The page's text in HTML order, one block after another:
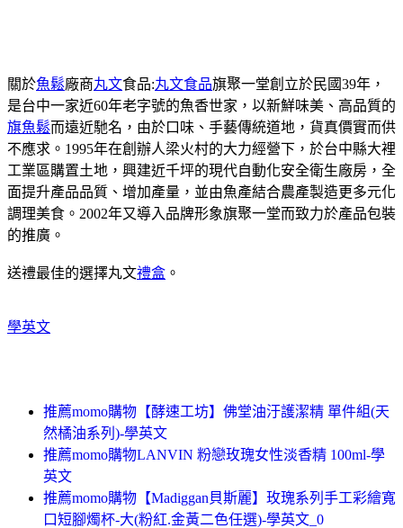
關於魚鬆廠商丸文食品:丸文食品旗聚一堂創立於民國39年，
是台中一家近60年老字號的魚香世家，以新鮮味美、高品質的
旗魚鬆而遠近馳名，由於口味、手藝傳統道地，貨真價實而供
不應求。1995年在創辦人梁火村的大力經營下，於台中縣大裡
工業區購置土地，興建近千坪的現代自動化安全衛生廠房，全
面提升產品品質、增加產量，並由魚產結合農產製造更多元化
調理美食。2002年又導入品牌形象旗聚一堂而致力於產品包裝
的推廣。
送禮最佳的選擇丸文禮盒 。
學英文
推薦momo購物【酵速工坊】佛堂油汙護潔精 單件組(天
然橘油系列)-學英文
推薦momo購物LANVIN 粉戀玫瑰女性淡香精 100ml-學
英文
推薦momo購物【Madiggan貝斯麗】玫瑰系列手工彩繪寬
口短腳燭杯-大(粉紅.金黃二色任選)-學英文_0